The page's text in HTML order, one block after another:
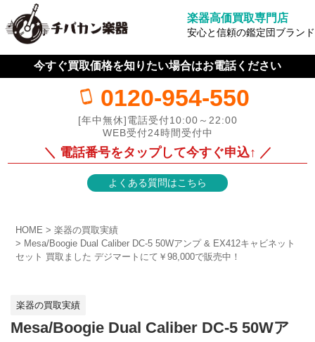
楽器高価買取専門店
安心と信頼の鑑定団ブランド
今すぐ買取価格を知りたい場合はお電話ください
0120-954-550
[年中無休]電話受付10:00～22:00
WEB受付24時間受付中
＼ 電話番号をタップして今すぐ申込↑ ／
よくある質問はこちら
HOME
楽器の買取実績
Mesa/Boogie Dual Caliber DC-5 50Wアンプ & EX412キャビネット
セット 買取ました デジマートにて￥98,000で販売中！
楽器の買取実績
Mesa/Boogie Dual Caliber DC-5 50Wア